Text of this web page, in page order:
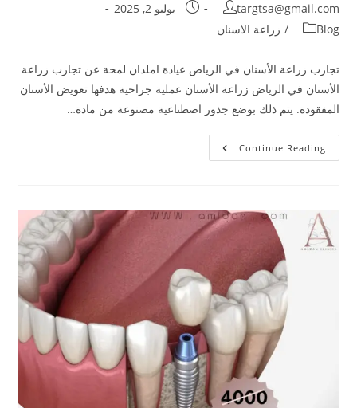
targtsa@gmail.com
يوليو 2, 2025
Blog
/ زراعة الاسنان
تجارب زراعة الأسنان في الرياض عيادة املدان لمحة عن تجارب زراعة
الأسنان في الرياض زراعة الأسنان عملية جراحية هدفها تعويض الأسنان
المفقودة. يتم ذلك بوضع جذور اصطناعية مصنوعة من مادة…
Continue Reading